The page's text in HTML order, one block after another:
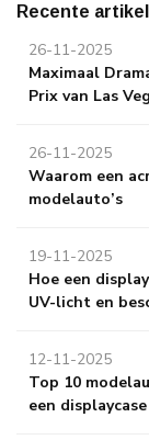
Recente
26-11-2025
Maximaal
Prix van Las
26-11-2025
Waarom een
modelauto’s
19-11-2025
Hoe een
UV-licht en
12-11-2025
Top 10
een displaycase